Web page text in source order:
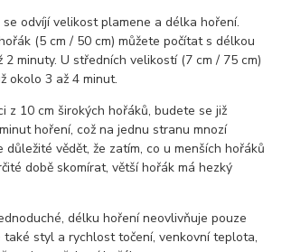
odvíjí velikost plamene a délka hoření.
(5 cm / 50 cm) můžete počítat s délkou
2 minuty. U středních velikostí (7 cm / 75 cm)
okolo 3 až 4 minut.
z 10 cm širokých hořáků, budete se již
hoření, což na jednu stranu mnozí
důležité vědět, že zatím, co u menších hořáků
době skomírat, větší hořák má hezký
délku hoření neovlivňuje pouze
styl a rychlost točení, venkovní teplota,